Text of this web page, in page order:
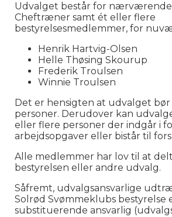
Udvalget består for
Cheftræner samt ét eller flere
bestyrelsesmedlemmer, for
Henrik Hartvig-Olsen
Helle Thøsing Skourup
Frederik Troulsen
Winnie Troulsen
Det er hensigten at udvalget bør
personer. Derudover kan
eller flere personer der indgår i
arbejdsopgaver eller bistår til
Alle medlemmer har lov til at
bestyrelsen eller andre udvalg.
Såfremt, udvalgsansvarlige
Solrød Svømmeklubs bestyrelse
substituerende ansvarlig